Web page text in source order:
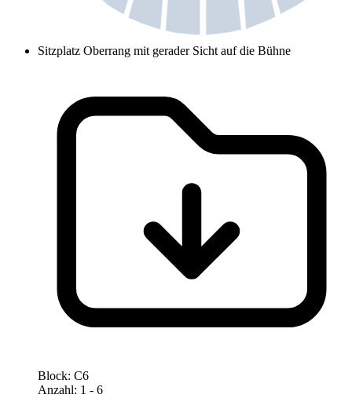
Sitzplatz Oberrang mit gerader Sicht auf die Bühne
Block: C6
Anzahl: 1 - 6